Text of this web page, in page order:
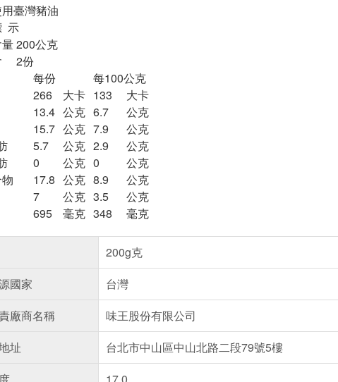
臺灣豬油
示
200公克
2份
每份
每100公克
266 大卡 133
大卡
13.4 公克 6.7
公克
15.7 公克 7.9
公克
5.7 公克 2.9
公克
0 公克 0
公克
17.8 公克 8.9
公克
7 公克 3.5
公克
695 毫克 348 毫克
200g克
國家
台灣
廠商名稱
味王股份有限公司
址
台北市中山區中山北路二段79號5樓